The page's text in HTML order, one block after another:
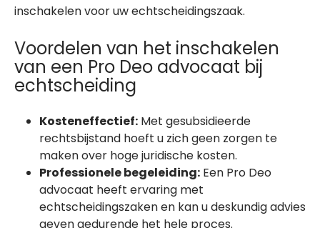
inschakelen voor uw echtscheidingszaak.
Voordelen van het inschakelen
van een Pro Deo advocaat bij
echtscheiding
Kosteneffectief: Met gesubsidieerde
rechtsbijstand hoeft u zich geen zorgen te
maken over hoge juridische kosten.
Professionele begeleiding: Een Pro Deo
advocaat heeft ervaring met
echtscheidingszaken en kan u deskundig advies
geven gedurende het hele proces.